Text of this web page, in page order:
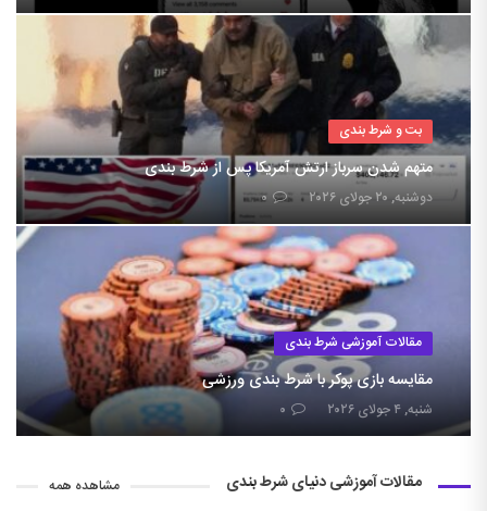
بت و شرط بندی
متهم شدن سرباز ارتش آمریکا پس از شرط بندی
دوشنبه, ۲۰ جولای ۲۰۲۶ ۰
مقالات آموزشی شرط بندی
مقایسه بازی پوکر با شرط بندی ورزشی
شنبه, ۴ جولای ۲۰۲۶ ۰
مقالات آموزشی دنیای شرط بندی مشاهده همه